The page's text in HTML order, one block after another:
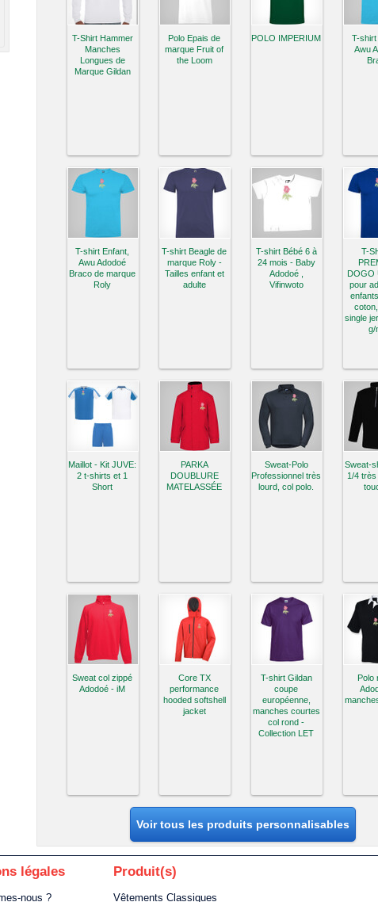
T-Shirt Hammer
Manches
Longues de
Marque Gildan
Polo Epais de
marque Fruit of
the Loom
POLO IMPERIUM
T-shirt
Awu
T-shirt Enfant,
Awu Adodoé
Braco de marque
Roly
T-shirt Beagle de
marque Roly -
Tailles enfant et
adulte
T-shirt Bébé 6 à
24 mois - Baby
Adodoé ,
Vifinwoto
T-
DOGO
pour
single
g/
Maillot - Kit JUVE:
2 t-shirts et 1
Short
PARKA
DOUBLURE
MATELASSÉE
Sweat-Polo
Professionnel très
lourd, col polo.
Sweat-
1/4
Sweat col zippé
Adodoé - iM
Core TX
performance
hooded softshell
jacket
T-shirt Gildan
coupe
européenne,
manches courtes
col rond -
Collection LET
Polo
Voir tous les produits personnalisables
légales
nous ?
Produit(s)
Vêtements Classiques